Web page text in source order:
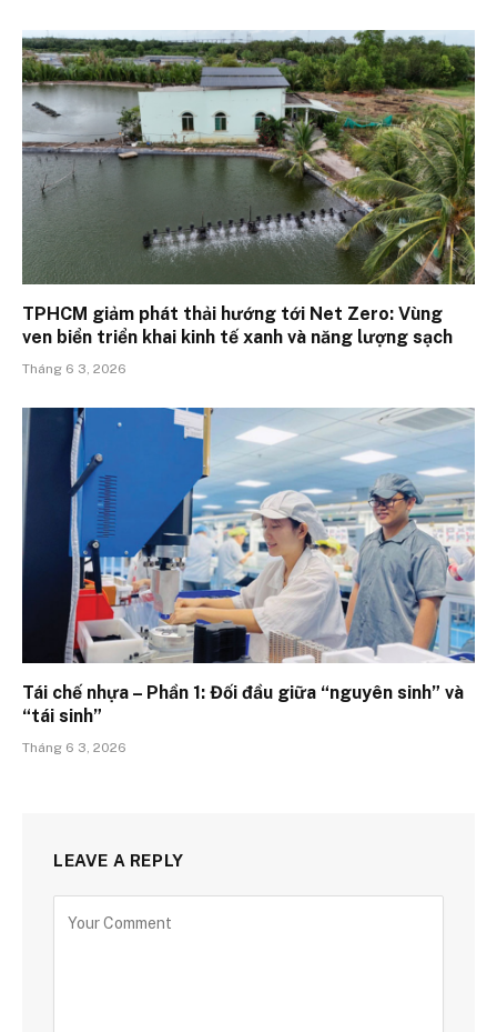
TPHCM giảm phát thải hướng tới Net Zero: Vùng
ven biển triển khai kinh tế xanh và năng lượng sạch
Tháng 6 3, 2026
Tái chế nhựa – Phần 1: Đối đầu giữa “nguyên sinh” và
“tái sinh”
Tháng 6 3, 2026
LEAVE A REPLY